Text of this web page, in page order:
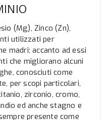
(Mg), Zinco (Zn),
utilizzati per
madri; accanto ad essi
che migliorano alcuni
conosciuti come
per scopi particolari,
zirconio, cromo,
ed anche stagno e
presente come